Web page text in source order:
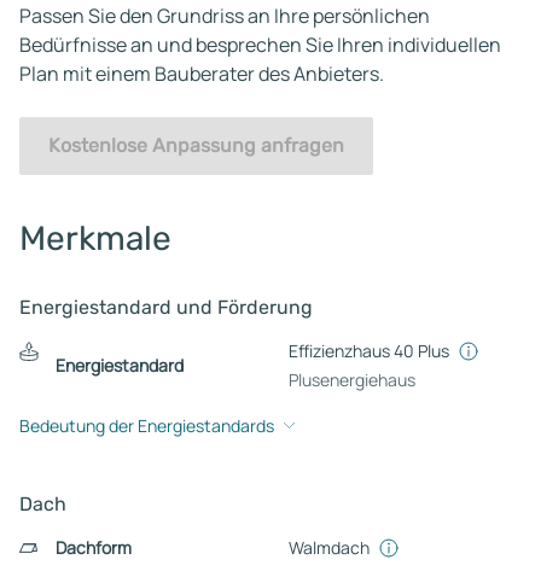
Passen Sie den Grundriss an Ihre persönlichen
Bedürfnisse an und besprechen Sie Ihren individuellen
Plan mit einem Bauberater des Anbieters.
Kostenlose Anpassung anfragen
Merkmale
Energiestandard und Förderung
Energiestandard
Effizienzhaus 40 Plus
Plusenergiehaus
Bedeutung der Energiestandards
Dach
Dachform
Walmdach